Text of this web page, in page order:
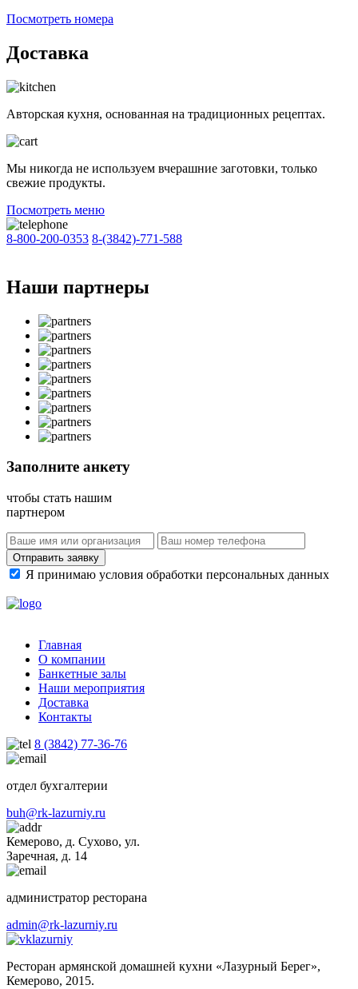
Посмотреть номера
Доставка
Авторская кухня, основанная на традиционных рецептах.
Мы никогда не используем вчерашние заготовки, только
свежие продукты.
Посмотреть меню
8-800-200-0353 8-(3842)-771-588
Наши партнеры
Заполните анкету
чтобы стать нашим
партнером
Отправить заявку
Я принимаю условия обработки персональных данных
Главная
О компании
Банкетные залы
Наши мероприятия
Доставка
Контакты
8 (3842) 77-36-76
отдел бухгалтерии
buh@rk-lazurniy.ru
Кемерово, д. Сухово, ул.
Заречная, д. 14
администратор ресторана
admin@rk-lazurniy.ru
lazurniy
Ресторан армянской домашней кухни «Лазурный Берег»,
Кемерово, 2015.